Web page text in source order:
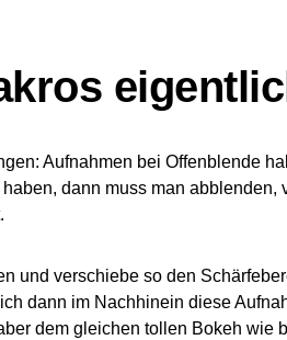
Aufnahmen bei Offenblende
dann muss man abblenden,
und verschiebe so den
dann im Nachhinein diese
dem gleichen tollen Bokeh wie